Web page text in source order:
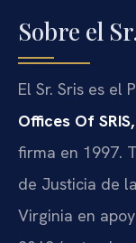
Sobre el
El Sr. Sris es el
Offices Of
firma en 1997.
de Justicia de
Virginia en